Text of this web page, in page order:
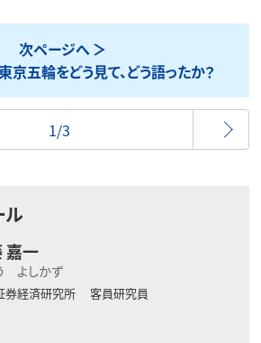
次ページへ
京五輪をどう見て、どう語ったか？
1/3
ル
嘉一
よしかず
券経済研究所 客員研究員